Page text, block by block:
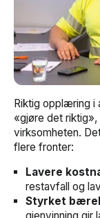
Riktig opplæring i
«gjøre det
virksomheten.
flere fronter:
Lavere
restavfall og
Styrket